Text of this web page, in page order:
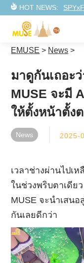
HOT NEWS:
EMUSE > News >
มาดูกันเถอะ
MUSE จะมี
ให้ตั้งหน้าตั้ง
News 2025-
เวลาช่างผ่านไปเ
ในช่วงพริบตาเดีย
MUSE จะนำเสน
กันเลยดีกว่า